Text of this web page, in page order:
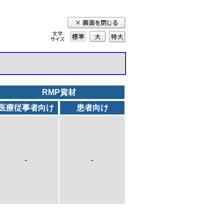
標準 大
特
大
RMP資材
療従事者向け
患者向け
- -